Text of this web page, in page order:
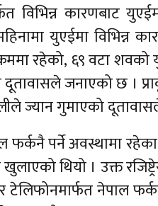
विभिन्न कारणबाट
युएईमा विभिन्न
रहेको, ६९ वटा शवको
दूतावासले जनाएको छ ।
ज्यान गुमाएको
फर्कनै पर्ने अवस्थामा
खुलाएको थियो । उक्त
टेलिफोनमार्फत नेपाल